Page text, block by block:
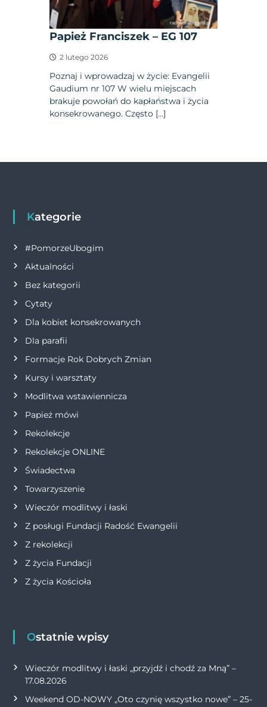
Papież Franciszek – EG 107
2 lutego 2026
Poznaj i wprowadzaj w życie: Evangelii
Gaudium nr 107 W wielu miejscach
brakuje powołań do kapłaństwa i życia
konsekrowanego. Często […]
Kategorie
#PomorzeUbogim
Aktualności
Bez kategorii
Cytaty
Dla kobiet konsekrowanych
Dla parafii
Formacje Rok Dobrych Zmian
Kursy i warsztaty
Modlitwa wstawiennicza
Papież mówi
Rekolekcje
Rekolekcje ONLINE
Świadectwa
Towarzyszenie
Wieczór modlitwy i łaski
Z posługi Fundacji Radość Ewangelii
Z rekolekcji
Z życia Fundacji
Z życia Kościoła
Ostatnie wpisy
Wieczór modlitwy i łaski „przyjdź i chodź za Mną” –
17.08.2026
Weekend OD-NOWY „Oto czynię wszystko nowe” – 25-